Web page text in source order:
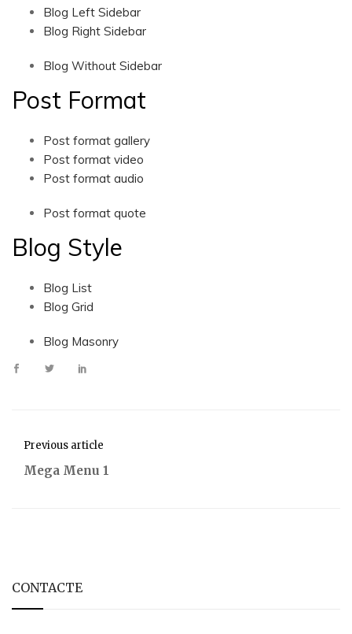
Blog Left Sidebar
Blog Right Sidebar
Blog Without Sidebar
Post Format
Post format gallery
Post format video
Post format audio
Post format quote
Blog Style
Blog List
Blog Grid
Blog Masonry
Previous article
Mega Menu 1
CONTACTE